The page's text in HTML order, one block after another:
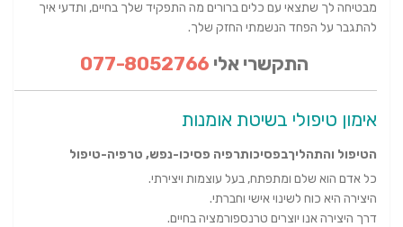
מבטיחה לך שתצאי עם כלים ברורים מה התפקיד שלך בחיים, ותדעי איך
להתגבר על הפחד הנשמתי החזק שלך.
התקשרי אלי 077-8052766
אימון טיפולי בשיטת אומנות
הטיפול והתהליךבפסיכותרפיה פסיכו-נפש, טרפיה-טיפול
כל אדם הוא שלם ומתפתח, בעל עוצמות ויצירתי.
היצירה היא כוח לשינוי אישי וחברתי.
דרך היצירה אנו יוצרים טרנספורמציה בחיים.